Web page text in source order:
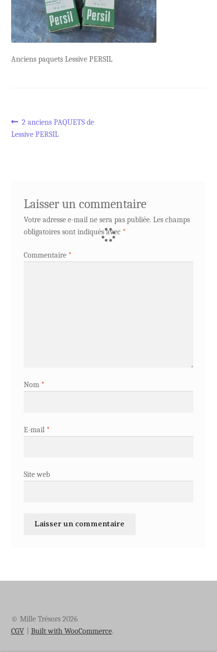
Anciens paquets Lessive PERSIL
Navigation
Article
précédent :
2 anciens PAQUETS de
Lessive PERSIL
Laisser un commentaire
Votre adresse e-mail ne sera pas publiée. Les champs
obligatoires sont indiqués avec *
Commentaire *
Nom *
E-mail *
Site web
© Mille Trésors 2026
CGV
Built with WooCommerce.